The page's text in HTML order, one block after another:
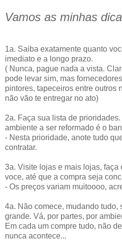
Vamos as minhas
1a. Saiba exatamente quanto
imediato e a longo prazo.
( Nunca, pague nada a vista.
pode levar sim, mas
pintores, tapeceiros entre outros
não vão te entregar no ato)
2a. Faça sua lista de
ambiente a ser reformado é o
- Nesta prioridade, anote tudo
contratar.
3a. Visite lojas e mais lojas, faça
voce, até que a compra seja
- Os preços variam muitoooo,
4a. Não comece, mudando tudo,
grande. Vá, por partes, por
Em cada um compre tudo, não
nunca acontece...